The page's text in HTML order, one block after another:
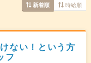
新着順 時給順
ない！という方
フ